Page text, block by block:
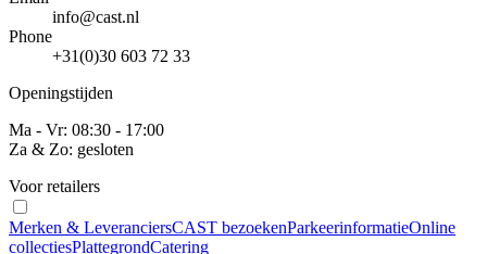
info@cast.nl
Phone
+31(0)30 603 72 33
Openingstijden
Ma - Vr: 08:30 - 17:00
Za & Zo: gesloten
Voor retailers
Merken & LeveranciersCAST bezoekenParkeerinformatieOnline
collectiesPlattegrondCatering